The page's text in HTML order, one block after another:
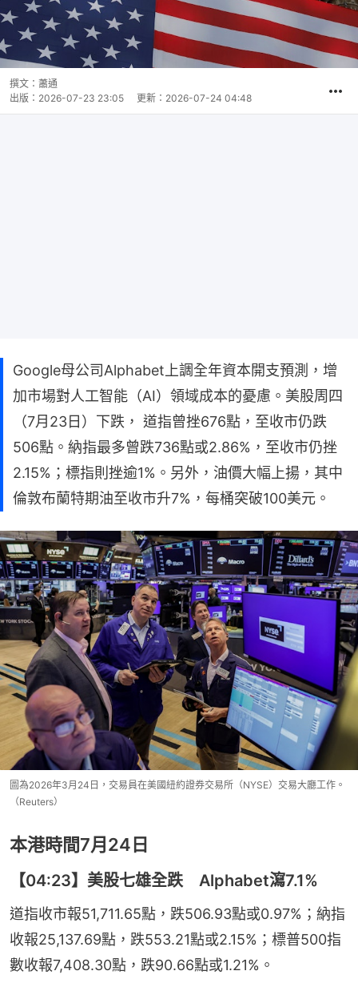
撰文： 蕭通
出版： 2026-07-23 23:05 更新： 2026-07-24 04:48
Google母公司Alphabet上調全年資本開支預測，增
加市場對人工智能（AI）領域成本的憂慮。美股周四
（7月23日）下跌， 道指曾挫676點，至收市仍跌
506點。納指最多曾跌736點或2.86%，至收市仍挫
2.15%；標指則挫逾1%。另外，油價大幅上揚，其中
倫敦布蘭特期油至收市升7%，每桶突破100美元。
圖為2026年3月24日，交易員在美國紐約證券交易所（NYSE）交易大廳工作。
（Reuters）
本港時間7月24日
【04:23】美股七雄全跌 Alphabet瀉7.1%
道指收市報51,711.65點，跌506.93點或0.97%；納指
收報25,137.69點，跌553.21點或2.15%；標普500指
數收報7,408.30點，跌90.66點或1.21%。